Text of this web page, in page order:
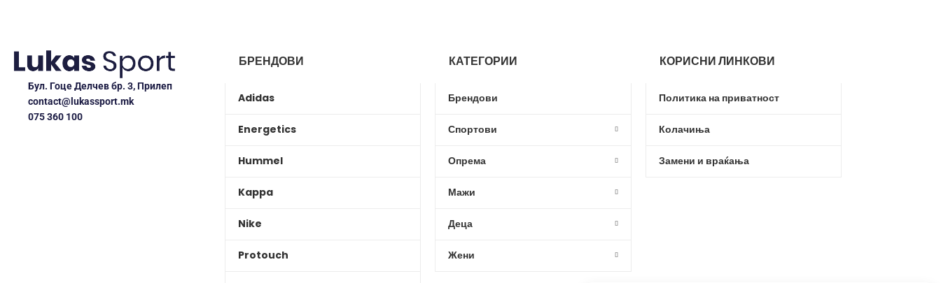
Бул. Гоце Делчев бр. 3, Прилеп
contact@lukassport.mk
075 360 100
БРЕНДОВИ
Adidas
Energetics
Hummel
Kappa
Nike
Protouch
КАТЕГОРИИ
Брендови
Спортови
Опрема
Мажи
Деца
Жени
КОРИСНИ ЛИНКОВИ
Политика на приватност
Колачиња
Замени и враќања